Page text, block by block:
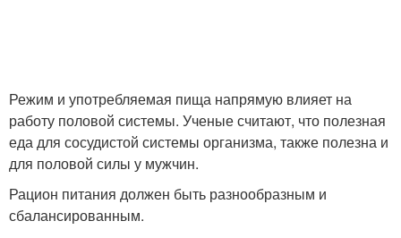
Режим и употребляемая пища напрямую влияет на
работу половой системы. Ученые считают, что полезная
еда для сосудистой системы организма, также полезна и
для половой силы у мужчин.
Рацион питания должен быть разнообразным и
сбалансированным.